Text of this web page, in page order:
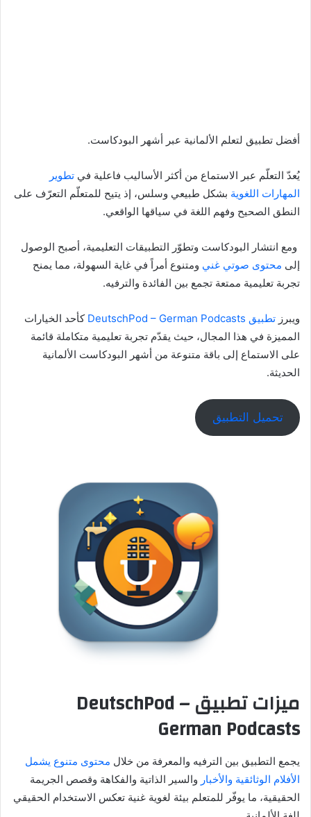
أفضل تطبيق لتعلم الألمانية عبر أشهر البودكاست.
يُعدّ التعلّم عبر الاستماع من أكثر الأساليب فاعلية في تطوير
المهارات اللغوية بشكل طبيعي وسلس، إذ يتيح للمتعلّم التعرّف على
النطق الصحيح وفهم اللغة في سياقها الواقعي.
ومع انتشار البودكاست وتطوّر التطبيقات التعليمية، أصبح الوصول
إلى محتوى صوتي غني ومتنوع أمراً في غاية السهولة، مما يمنح
تجربة تعليمية ممتعة تجمع بين الفائدة والترفيه.
ويبرز تطبيق DeutschPod – German Podcasts
كأحد الخيارات
المميزة في هذا المجال، حيث يقدّم تجربة تعليمية متكاملة قائمة
على الاستماع إلى باقة متنوعة من أشهر البودكاست الألمانية
الحديثة.
تحميل التطبيق
ميزات تطبيق DeutschPod –
German Podcasts
يجمع التطبيق بين الترفيه والمعرفة من خلال محتوى متنوع يشمل
الأفلام الوثائقية والأخبار والسير الذاتية والفكاهة وقصص الجريمة
الحقيقية، ما يوفّر للمتعلم بيئة لغوية غنية تعكس الاستخدام الحقيقي